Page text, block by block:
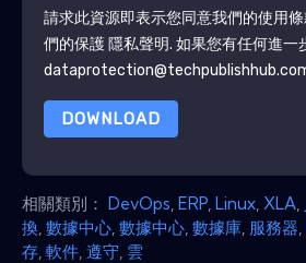
請求此資源即表示您同意我們的使用
們的保護 隱私聲明. 如果您有任何進一
DOWNLOAD
相關類別： DevOps ERP Linux XLA
換 數據中心 數據中心 數據庫 服務器
存 軟件 遵守 雲